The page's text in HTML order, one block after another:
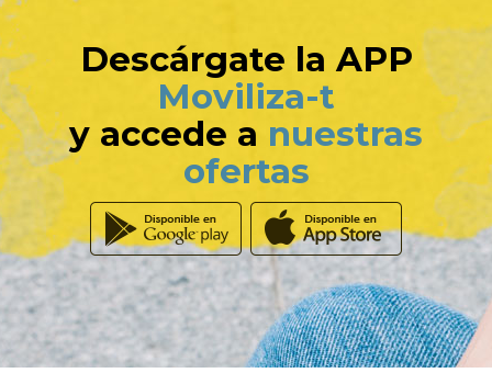
Descárgate la APP
Moviliza-t
y accede a nuestras
ofertas